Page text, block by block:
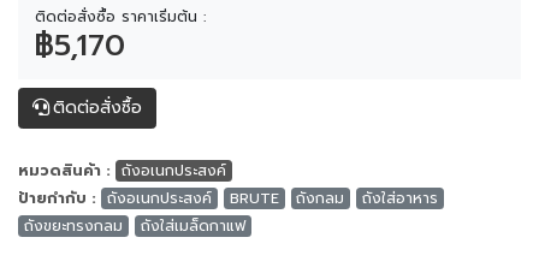
ติดต่อสั่งซื้อ ราคาเริ่มต้น :
฿5,170
ติดต่อสั่งซื้อ
หมวดสินค้า : ถังอเนกประสงค์
ป้ายกำกับ : ถังอเนกประสงค์ BRUTE ถังกลม
ถังใส่อาหาร
ถังขยะทรงกลม
ถังใส่เมล็ดกาแฟ